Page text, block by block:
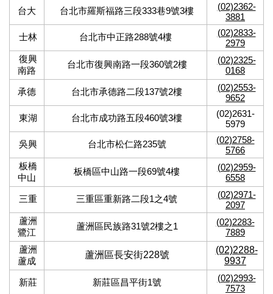
台大 台北市羅斯福路三段333巷9號3樓
(02)2362-
3881
士林
台北市中正路288號4樓
(02)2833-
2979
復興
南路
台北市復興南路一段360號2樓
(02)2325-
0168
承德 台北市承德路二段137號2樓
(02)2553-
9652
東湖
台北市成功路五段460號3樓
(02)2631-
5979
吳興
台北市松仁路235號
(02)2758-
5766
板橋
中山
板橋區中山路一段69號4樓
(02)2959-
6558
三重 三重區重新路二段1之4號
(02)2971-
2097
蘆洲
鷺江
蘆洲區民族路31號2樓之1
(02)2283-
7889
蘆洲
蘆成
蘆洲區長安街228號
(02)2288-
9937
新莊 新莊區昌平街1號
(02)2993-
7573